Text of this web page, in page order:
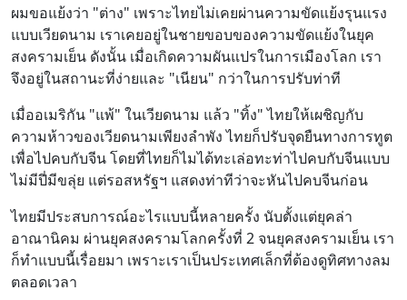
ผมขอแย้งว่า "ต่าง" เพราะไทยไม่เคยผ่านความขัดแย้งรุนแรง
แบบเวียดนาม เราเคยอยู่ในชายขอบของความขัดแย้งในยุค
สงครามเย็น ดังนั้น เมื่อเกิดความผันแปรในการเมืองโลก เรา
จึงอยู่ในสถานะที่ง่ายและ "เนียน" กว่าในการปรับท่าที
เมื่ออเมริกัน "แพ้" ในเวียดนาม แล้ว "ทิ้ง" ไทยให้เผชิญกับ
ความห้าวของเวียดนามเพียงลำพัง ไทยก็ปรับจุดยืนทางการทูต
เพื่อไปคบกับจีน โดยที่ไทยก็ไมได้ทะเล่อทะท่าไปคบกับจีนแบบ
ไม่มีปี่มีขลุ่ย แต่รอสหรัฐฯ แสดงท่าทีว่าจะหันไปคบจีนก่อน
ไทยมีประสบการณ์อะไรแบบนี้หลายครั้ง นับตั้งแต่ยุคล่า
อาณานิคม ผ่านยุคสงครามโลกครั้งที่ 2 จนยุคสงครามเย็น เรา
ก็ทำแบบนี้เรื่อยมา เพราะเราเป็นประเทศเล็กที่ต้องดูทิศทางลม
ตลอดเวลา